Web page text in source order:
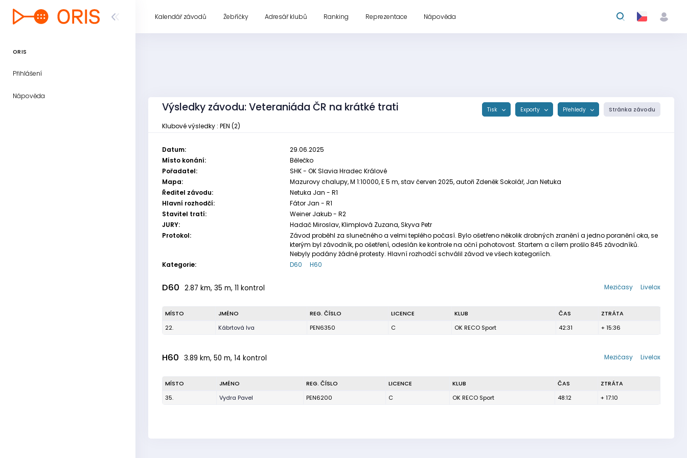
ORIS
Přihlášení
Nápověda
Kalendář závodů Žebříčky Adresář klubů Ranking Reprezentace Nápověda
Výsledky závodu: Veteraniáda ČR na krátké trati Tisk Exporty Přehledy Stránka závodu
Klubové výsledky : PEN (2)
Datum:
29.06.2025
Místo konání:
Bělečko
Pořadatel:
SHK - OK Slavia Hradec Králové
Mapa:
Mazurovy chalupy, M 1:10000, E 5 m, stav červen 2025, autoři Zdeněk Sokolář, Jan Netuka
Ředitel závodu:
Netuka Jan - R1
Hlavní rozhodčí:
Fátor Jan - R1
Stavitel tratí:
Weiner Jakub - R2
JURY:
Hadač Miroslav, Klimplová Zuzana, Skyva Petr
Protokol:
Závod proběhl za slunečného a velmi teplého počasí. Bylo ošetřeno několik drobných zranění a jedno poranění oka, se
kterým byl závodník, po ošetření, odeslán ke kontrole na oční pohotovost. Startem a cílem prošlo 845 závodníků.
Nebyly podány žádné protesty. Hlavní rozhodčí schválil závod ve všech kategoriích.
Kategorie:
D60 H60
D60 2.87 km, 35 m, 11 kontrol Livelox
Mezičasy
MÍSTO JMÉNO REG. ČÍSLO LICENCE KLUB ČAS
ZTRÁTA
22.
Kábrtová Iva PEN6350 C OK RECO Sport 42:31 + 15:36
H60 3.89 km, 50 m, 14 kontrol Livelox
Mezičasy
MÍSTO JMÉNO REG. ČÍSLO LICENCE KLUB ČAS
ZTRÁTA
35.
Vydra Pavel PEN6200 C OK RECO Sport 48:12 + 17:10